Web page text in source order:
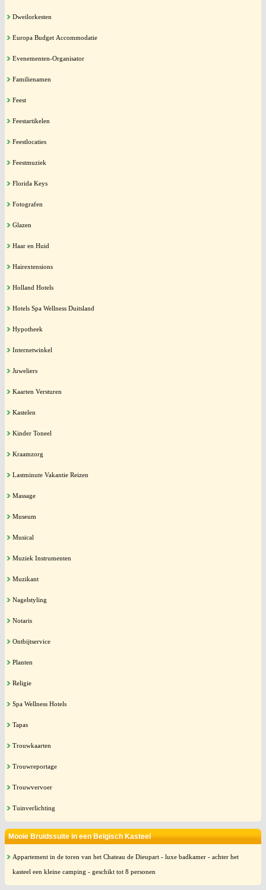
Dweilorkesten
Europa Budget Accommodatie
Evenementen-Organisator
Familienamen
Feest
Feestartikelen
Feestlocaties
Feestmuziek
Florida Keys
Fotografen
Glazen
Haar en Huid
Hairextensions
Holland Hotels
Hotels Spa Wellness Duitsland
Hypotheek
Internetwinkel
Juweliers
Kaarten Versturen
Kastelen
Kinder Toneel
Kraamzorg
Lastminute Vakantie Reizen
Massage
Museum
Musical
Muziek Instrumenten
Muzikant
Nagelstyling
Notaris
Ontbijtservice
Planten
Religie
Spa Wellness Hotels
Tapas
Trouwkaarten
Trouwreportage
Trouwvervoer
Tuinverlichting
Mooie Bruidssuite in een Belgisch Kasteel
Appartement in de toren van het Chateau de Dieupart - luxe badkamer - achter het
kasteel een kleine camping - geschikt tot 8 personen